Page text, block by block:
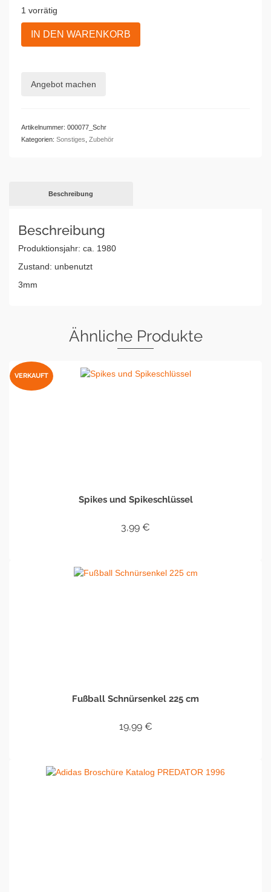
1 vorrätig
Spikes
Menge
IN DEN WARENKORB
Angebot machen
Artikelnummer: 000077_Schr
Kategorien: Sonstiges Zubehör
Beschreibung
Beschreibung
Produktionsjahr: ca. 1980
Zustand: unbenutzt
3mm
Ähnliche Produkte
VERKAUFT
Spikes und Spikeschlüssel
3,99 €
Fußball Schnürsenkel 225 cm
19,99 €